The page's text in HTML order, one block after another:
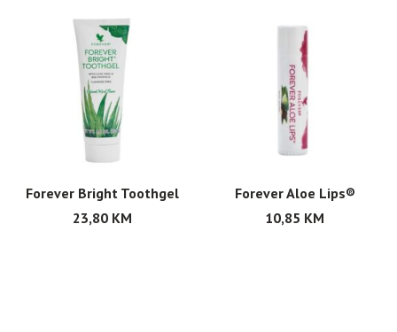
Forever Bright Toothgel
23,80 KM
Forever Aloe Lips®
10,85 KM